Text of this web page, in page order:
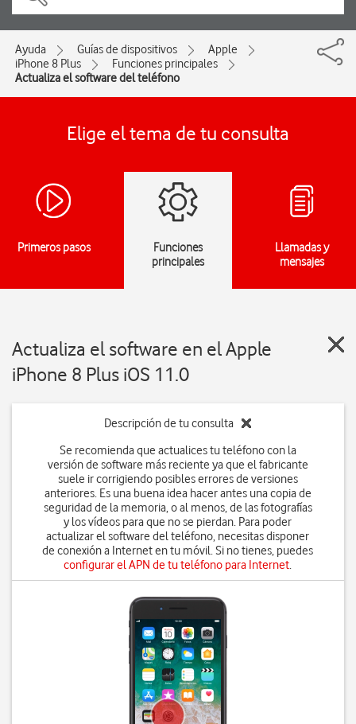
Ayuda Guías de dispositivos
Apple
iPhone 8 Plus
Funciones principales
Actualiza el software del teléfono
Elige el tema de tu consulta
Primeros pasos
Funciones
principales
Llamadas y
mensajes
Actualiza el software en el Apple
iPhone 8 Plus iOS 11.0
Descripción de tu consulta
Se recomienda que actualices tu teléfono con la
versión de software más reciente ya que el fabricante
suele ir corrigiendo posibles errores de versiones
anteriores. Es una buena idea hacer antes una copia de
seguridad de la memoria, o al menos, de las fotografías
y los vídeos para que no se pierdan. Para poder
actualizar el software del teléfono, necesitas disponer
de conexión a Internet en tu móvil. Si no tienes, puedes
configurar el APN de tu teléfono para Internet.